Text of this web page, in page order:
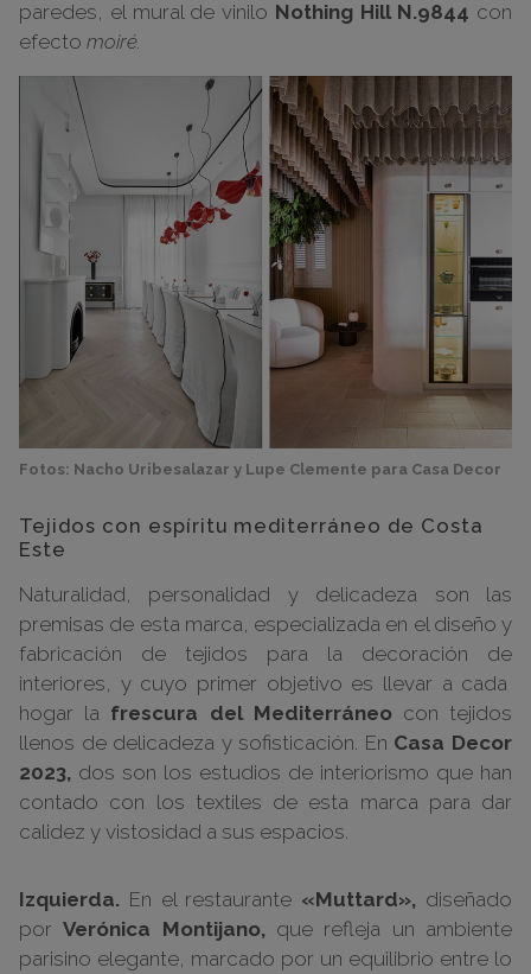
paredes, el mural de vinilo Nothing Hill N.9844 con
efecto moiré.
Fotos: Nacho Uribesalazar y Lupe Clemente para Casa Decor
Tejidos con espíritu mediterráneo de Costa
Este
Naturalidad, personalidad y delicadeza son las
premisas de esta marca, especializada en el diseño y
fabricación de tejidos para la decoración de
interiores, ycuyo primer objetivo es llevar a cada
hogar la frescura del Mediterráneocon tejidos
llenos de delicadeza y sofisticación. En Casa Decor
2023, dos son los estudios de interiorismo que han
contado con los textiles de esta marca para dar
calidez y vistosidad a sus espacios.
Izquierda. En el restaurante «Muttard», diseñado
porVerónica Montijano,que refleja un ambiente
parisino elegante, marcado por un equilibrio entre lo